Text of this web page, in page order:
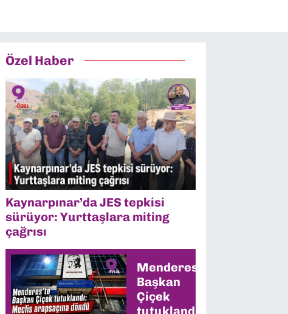
Özel Haber
Kaynarpınar’da JES tepkisi
sürüyor: Yurttaşlara miting
çağrısı
Menderes’te
Başkan
Çiçek
tutuklandı: